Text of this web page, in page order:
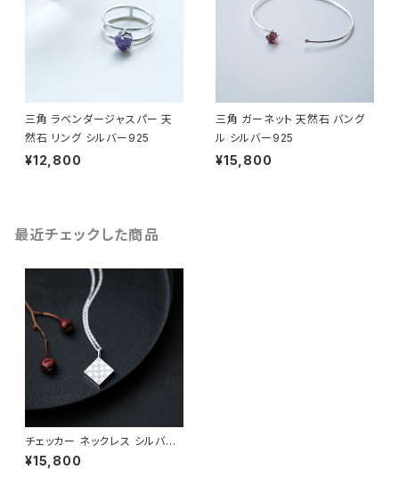
三角 ラベンダージャスパー 天
然石 リング シルバー925
¥12,800
三角 ガーネット 天然石 バング
ル シルバー925
¥15,800
最近チェックした商品
チェッカー ネックレス シルバー
925
¥15,800